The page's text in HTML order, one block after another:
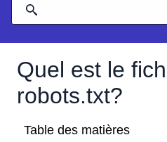
Quel est le
robots.txt?
Table des matières